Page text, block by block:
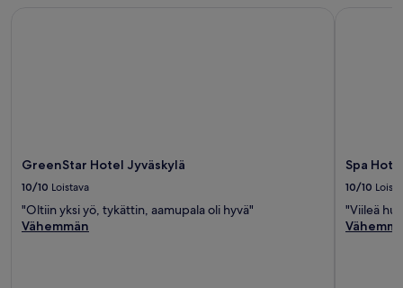
GreenStar Hotel Jyväskylä
10/10 Loistava
"Oltiin yksi yö, tykättin, aamupala oli hyvä"
Vähemmän
Spa
10/10
"Viileä